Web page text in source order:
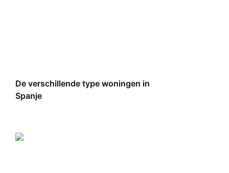
De verschillende type woningen in
Spanje